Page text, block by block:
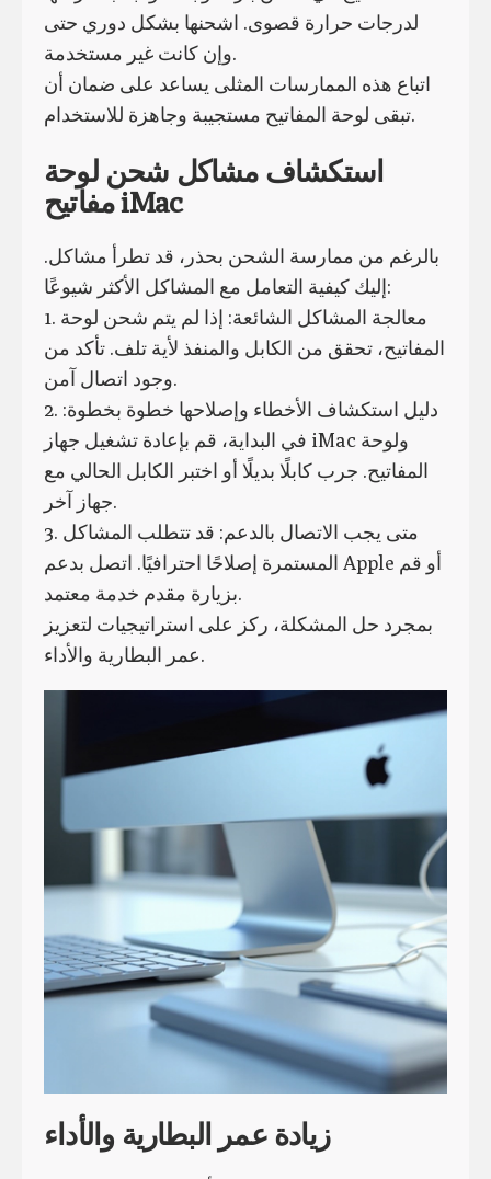
لدرجات حرارة قصوى. اشحنها بشكل دوري حتى
وإن كانت غير مستخدمة.
اتباع هذه الممارسات المثلى يساعد على ضمان أن
تبقى لوحة المفاتيح مستجيبة وجاهزة للاستخدام.
استكشاف مشاكل شحن لوحة
مفاتيح iMac
بالرغم من ممارسة الشحن بحذر، قد تطرأ مشاكل.
إليك كيفية التعامل مع المشاكل الأكثر شيوعًا:
1. معالجة المشاكل الشائعة: إذا لم يتم شحن لوحة
المفاتيح، تحقق من الكابل والمنفذ لأية تلف. تأكد من
وجود اتصال آمن.
2. دليل استكشاف الأخطاء وإصلاحها خطوة بخطوة:
في البداية، قم بإعادة تشغيل جهاز iMac ولوحة
المفاتيح. جرب كابلًا بديلًا أو اختبر الكابل الحالي مع
جهاز آخر.
3. متى يجب الاتصال بالدعم: قد تتطلب المشاكل
المستمرة إصلاحًا احترافيًا. اتصل بدعم Apple أو قم
بزيارة مقدم خدمة معتمد.
بمجرد حل المشكلة، ركز على استراتيجيات لتعزيز
عمر البطارية والأداء.
زيادة عمر البطارية والأداء